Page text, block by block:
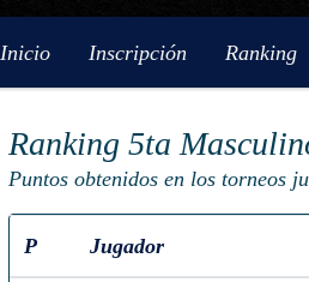
Inicio Inscripción Ranking
Ranking 5ta
Puntos obtenidos en los torneos
P Jugador